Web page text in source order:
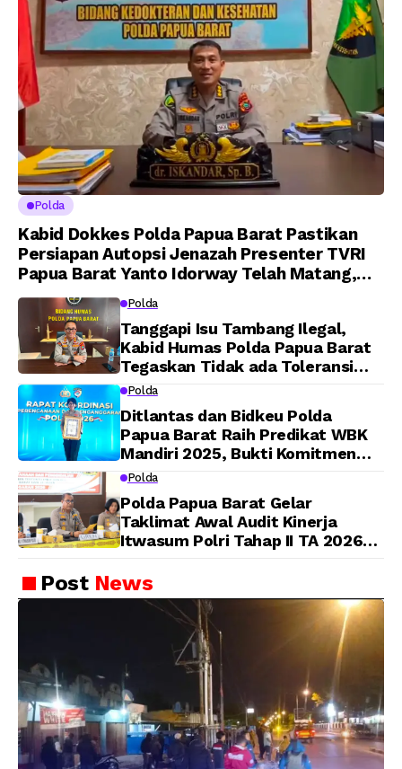
Polda
Kabid Dokkes Polda Papua Barat Pastikan
Persiapan Autopsi Jenazah Presenter TVRI
Papua Barat Yanto Idorway Telah Matang,
Pelaksanaan Dijadwalkan Kamis
Polda
Tanggapi Isu Tambang Ilegal,
Kabid Humas Polda Papua Barat
Tegaskan Tidak ada Toleransi
bagi Oknum Anggota
Polda
Ditlantas dan Bidkeu Polda
Papua Barat Raih Predikat WBK
Mandiri 2025, Bukti Komitmen
Wujudkan Pelayanan Bersih dan
Polda
Polda Papua Barat Gelar
Taklimat Awal Audit Kinerja
Itwasum Polri Tahap II TA 2026
Pengendalian
PostNews